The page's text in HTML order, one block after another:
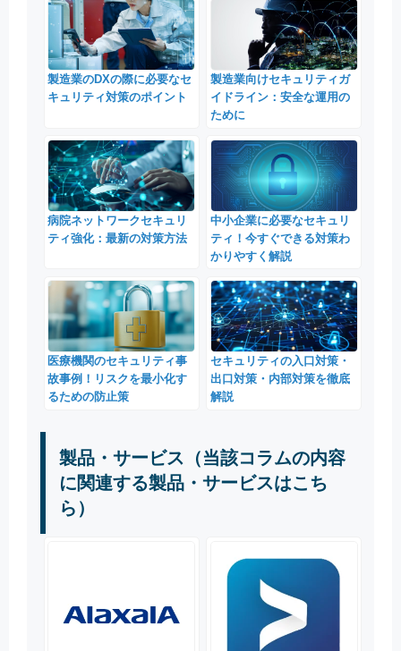
製造業のDXの際に必要なセ
キュリティ対策のポイント
製造業向けセキュリティガ
イドライン：安全な運用の
ために
病院ネットワークセキュリ
ティ強化：最新の対策方法
中小企業に必要なセキュリ
ティ！今すぐできる対策わ
かりやすく解説
医療機関のセキュリティ事
故事例！リスクを最小化す
るための防止策
セキュリティの入口対策・
出口対策・内部対策を徹底
解説
製品・サービス（当該コラムの内容
に関連する製品・サービスはこち
ら）